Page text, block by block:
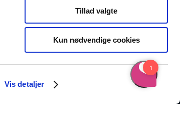
Vis detaljer
Tillad valgte
Kun nødvendige cookies